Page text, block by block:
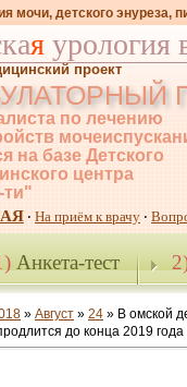
мочи, детского энуреза,
я урология
проект
по лечению
на базе Детского
центра
ти"
· На приём к врачу ·
Анкета-тест
» Август » 24 » В омской
до конца 2019 года